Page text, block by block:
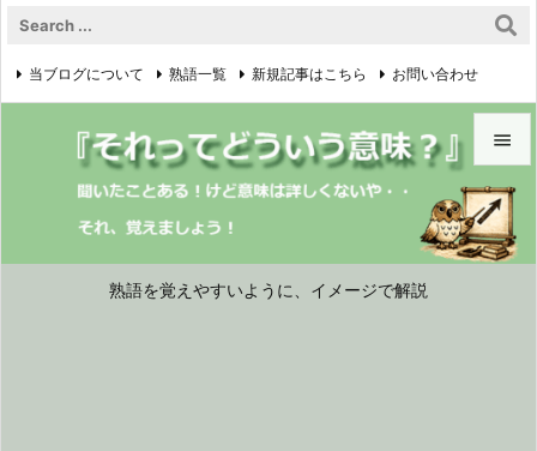
熟語を覚えやすいように、イメージで解説


メニュ

当ブログについて 熟語一覧 新規記事はこちら お問い合わせ
プライバシーポリシー 